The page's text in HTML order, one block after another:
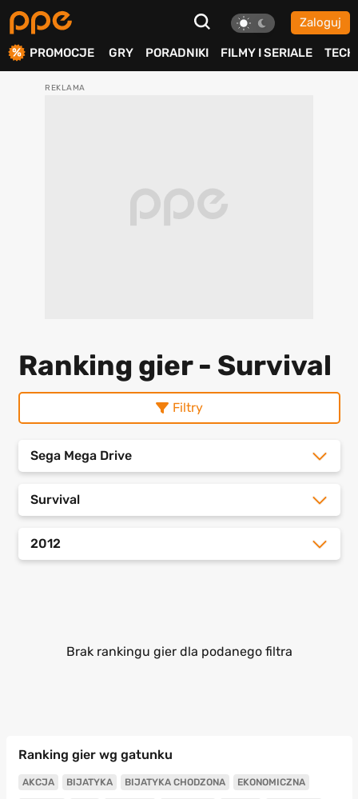
Zaloguj
PROMOCJE GRY PORADNIKI FILMY I SERIALE TECH
Ranking gier - Survival
Filtry
Sega Mega Drive
Survival
2012
Brak rankingu gier dla podanego filtra
Ranking gier wg gatunku
AKCJA BIJATYKA BIJATYKA CHODZONA EKONOMICZNA